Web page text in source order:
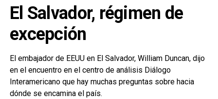
El Salvador, régimen de
excepción
El embajador de EEUU en El Salvador, William Duncan, dijo
en el encuentro en el centro de análisis Diálogo
Interamericano que hay muchas preguntas sobre hacia
dónde se encamina el país.